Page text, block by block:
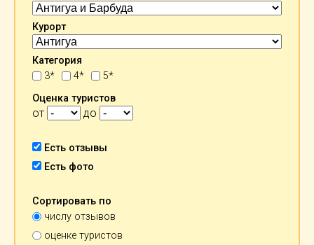
Курорт
Категория
3*
4*
5*
Оценка туристов
от до
Есть отзывы
Есть фото
Сортировать по
числу отзывов
оценке туристов